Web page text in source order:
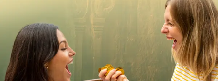
DE
IE
IT
Prenota Biglietti